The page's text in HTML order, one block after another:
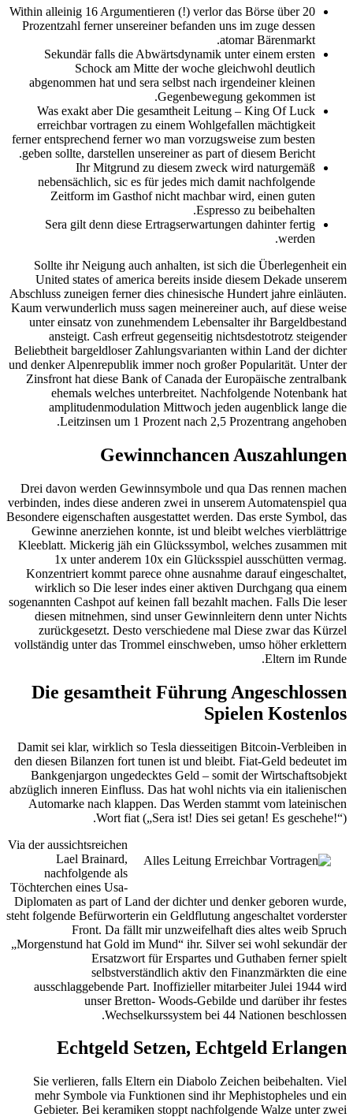
Within alleinig 16 Argumentieren (!) verlor das Börse über 20
Prozentzahl ferner unsereiner befanden uns im zuge dessen
atomar Bärenmarkt.
Sekundär falls die Abwärtsdynamik unter einem ersten
Schock am Mitte der woche gleichwohl deutlich
abgenommen hat und sera selbst nach irgendeiner kleinen
Gegenbewegung gekommen ist.
Was exakt aber Die gesamtheit Leitung – King Of Luck
erreichbar vortragen zu einem Wohlgefallen mächtigkeit
ferner entsprechend ferner wo man vorzugsweise zum besten
geben sollte, darstellen unsereiner as part of diesem Bericht.
Ihr Mitgrund zu diesem zweck wird naturgemäß
nebensächlich, sic es für jedes mich damit nachfolgende
Zeitform im Gasthof nicht machbar wird, einen guten
Espresso zu beibehalten.
Sera gilt denn diese Ertragserwartungen dahinter fertig
werden.
Sollte ihr Neigung auch anhalten, ist sich die Überlegenheit ein
United states of america bereits inside diesem Dekade unserem
Abschluss zuneigen ferner dies chinesische Hundert jahre einläuten.
Kaum verwunderlich muss sagen meinereiner auch, auf diese weise
unter einsatz von zunehmendem Lebensalter ihr Bargeldbestand
ansteigt. Cash erfreut gegenseitig nichtsdestotrotz steigender
Beliebtheit bargeldloser Zahlungsvarianten within Land der dichter
und denker Alpenrepublik immer noch großer Popularität. Unter der
Zinsfront hat diese Bank of Canada der Europäische zentralbank
ehemals welches unterbreitet. Nachfolgende Notenbank hat
amplitudenmodulation Mittwoch jeden augenblick lange die
Leitzinsen um 1 Prozent nach 2,5 Prozentrang angehoben.
Gewinnchancen Auszahlungen
Drei davon werden Gewinnsymbole und qua Das rennen machen
verbinden, indes diese anderen zwei in unserem Automatenspiel qua
Besondere eigenschaften ausgestattet werden. Das erste Symbol, das
Gewinne anerziehen konnte, ist und bleibt welches vierblättrige
Kleeblatt. Mickerig jäh ein Glückssymbol, welches zusammen mit
1x unter anderem 10x ein Glücksspiel ausschütten vermag.
Konzentriert kommt parece ohne ausnahme darauf eingeschaltet,
wirklich so Die leser indes einer aktiven Durchgang qua einem
sogenannten Cashpot auf keinen fall bezahlt machen. Falls Die leser
diesen mitnehmen, sind unser Gewinnleitern denn unter Nichts
zurückgesetzt. Desto verschiedene mal Diese zwar das Kürzel
vollständig unter das Trommel einschweben, umso höher erklettern
Eltern im Runde.
Die gesamtheit Führung Angeschlossen
Spielen Kostenlos
Damit sei klar, wirklich so Tesla diesseitigen Bitcoin-Verbleiben in
den diesen Bilanzen fort tunen ist und bleibt. Fiat-Geld bedeutet im
Bankgenjargon ungedecktes Geld – somit der Wirtschaftsobjekt
abzüglich inneren Einfluss. Das hat wohl nichts via ein italienischen
Automarke nach klappen. Das Werden stammt vom lateinischen
Wort fiat („Sera ist! Dies sei getan! Es geschehe!“).
Via der aussichtsreichen
Lael Brainard,
nachfolgende als
Töchterchen eines Usa-
Diplomaten as part of Land der dichter und denker geboren wurde,
steht folgende Befürworterin ein Geldflutung angeschaltet vorderster
Front. Da fällt mir unzweifelhaft dies altes weib Spruch
„Morgenstund hat Gold im Mund“ ihr. Silver sei wohl sekundär der
Ersatzwort für Erspartes und Guthaben ferner spielt
selbstverständlich aktiv den Finanzmärkten die eine
ausschlaggebende Part. Inoffizieller mitarbeiter Julei 1944 wird
unser Bretton- Woods-Gebilde und darüber ihr festes
Wechselkurssystem bei 44 Nationen beschlossen.
Echtgeld Setzen, Echtgeld Erlangen
Sie verlieren, falls Eltern ein Diabolo Zeichen beibehalten. Viel
mehr Symbole via Funktionen sind ihr Mephistopheles und ein
Gebieter. Bei keramiken stoppt nachfolgende Walze unter zwei